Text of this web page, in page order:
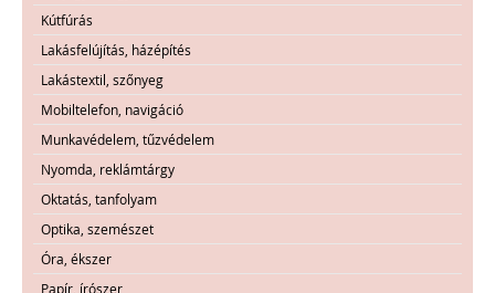
Kútfúrás
Lakásfelújítás, házépítés
Lakástextil, szőnyeg
Mobiltelefon, navigáció
Munkavédelem, tűzvédelem
Nyomda, reklámtárgy
Oktatás, tanfolyam
Optika, szemészet
Óra, ékszer
Papír, írószer